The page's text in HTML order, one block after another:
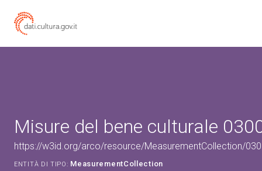
Misure del bene culturale
https://w3id.org/arco/resource/MeasurementCollection/
ENTITÀ DI TIPO: MeasurementCollection